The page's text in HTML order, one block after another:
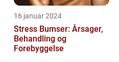
16 januar 2024
Stress Bumser: Årsager,
Behandling og
Forebyggelse